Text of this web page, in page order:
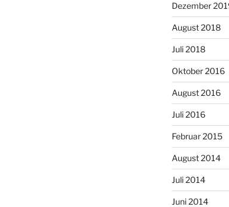
Dezember
August 2018
Juli 2018
Oktober 2016
August 2016
Juli 2016
Februar 2015
August 2014
Juli 2014
Juni 2014